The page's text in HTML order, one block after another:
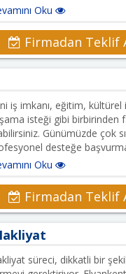
Oku
Firmadan Teklif
iş imkanı, eğitim,
isteği gibi birbirinden
Günümüzde çok
desteğe
Oku
Firmadan Teklif
süreci, dikkatli bir